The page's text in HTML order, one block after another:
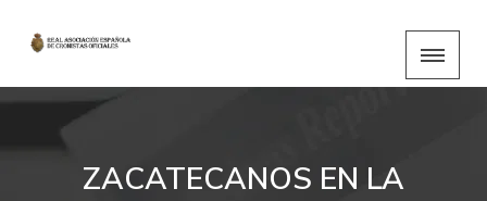
ZACATECANOS EN LA